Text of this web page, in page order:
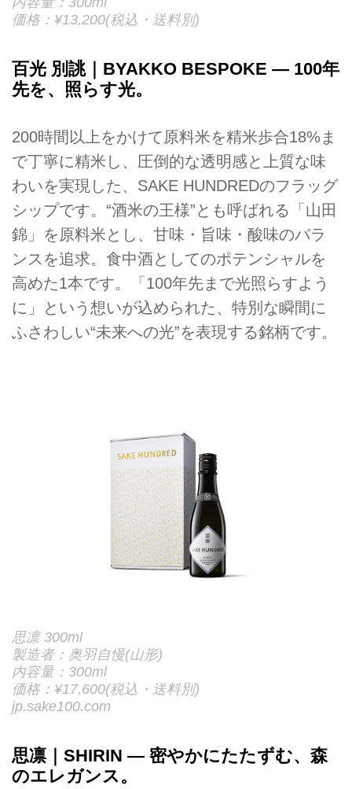
価格：¥13,200(税込・送料別)
百光 別誂｜BYAKKO BESPOKE — 100年
先を、照らす光。
200時間以上をかけて原料米を精米歩合18%ま
で丁寧に精米し、圧倒的な透明感と上質な味
わいを実現した、SAKE HUNDREDのフラッグ
シップです。“酒米の王様”とも呼ばれる「山田
錦」を原料米とし、甘味・旨味・酸味のバラ
ンスを追求。食中酒としてのポテンシャルを
高めた1本です。「100年先まで光照らすよう
に」という想いが込められた、特別な瞬間に
ふさわしい“未来への光”を表現する銘柄です。
思凛 300ml
製造者：奥羽自慢(山形)
内容量：300ml
価格：¥17,600(税込・送料別)
jp.sake100.com
思凛｜SHIRIN — 密やかにたたずむ、森
のエレガンス。